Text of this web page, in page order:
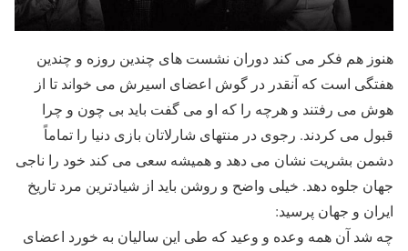
هنوز هم فکر می کند دوران نشست های چندین روزه و چندین
هفتگی است که آنقدر در گوش اعضای اسیرش می خواند تا از
هوش می رفتند و هرچه را که او می گفت باید بی چون و چرا
قبول می کردند. رجوی در منتهای شارلاتان بازی دنیا را تماماً
دشمن بشریت نشان می دهد و همیشه سعی می کند خود را ناجی
جهان جلوه دهد. خیلی واضح و روشن باید از شیادترین مرد تاریخ
ایران و جهان پرسید:
چه شد آن همه وعده و وعید که طی این سالیان به خورد اعضای